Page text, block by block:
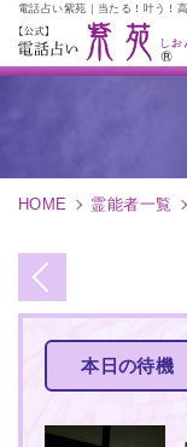
電話占い紫苑｜当たる！叶う！
HOME 霊能者一覧
本日の待機